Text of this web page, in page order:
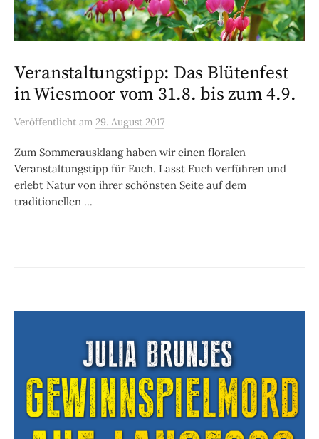
Veranstaltungstipp: Das Blütenfest
in Wiesmoor vom 31.8. bis zum 4.9.
Veröffentlicht am 29. August 2017
Zum Sommerausklang haben wir einen floralen
Veranstaltungstipp für Euch. Lasst Euch verführen und
erlebt Natur von ihrer schönsten Seite auf dem
traditionellen ...